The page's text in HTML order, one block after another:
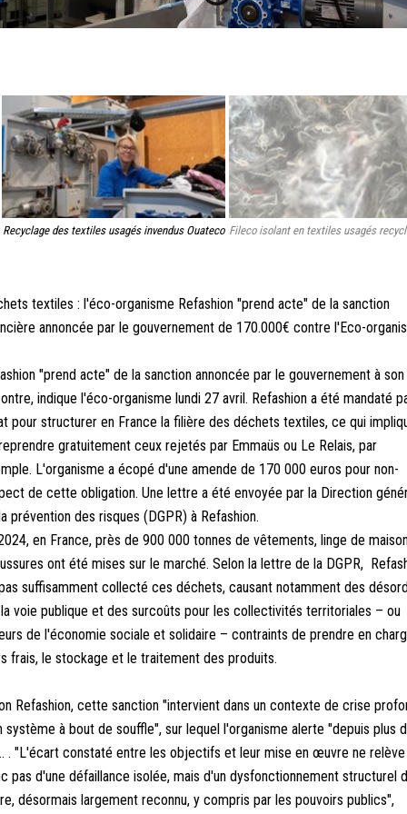
Recyclage des textiles usagés invendus Ouateco Fileco isolant en textiles usagés
textiles : l'éco-organisme Refashion "prend acte" de la sanction
annoncée par le gouvernement de 170.000€ contre l'Eco-
"prend acte" de la sanction annoncée par le gouvernement à son
indique l'éco-organisme lundi 27 avril. Refashion a été mandaté
pour structurer en France la filière des déchets textiles, ce qui
gratuitement ceux rejetés par Emmaüs ou Le Relais, par
L'organisme a écopé d'une amende de 170 000 euros pour non-
de cette obligation. Une lettre a été envoyée par la Direction
prévention des risques (DGPR) à Refashion.
en France, près de 900 000 tonnes de vêtements, linge de
ont été mises sur le marché. Selon la lettre de la DGPR,
suffisamment collecté ces déchets, causant notamment des
voie publique et des surcoûts pour les collectivités territoriales – ou
de l'économie sociale et solidaire – contraints de prendre en
frais, le stockage et le traitement des produits.
Refashion, cette sanction "intervient dans un contexte de crise
système à bout de souffle", sur lequel l'organisme alerte "depuis plus
. "L'écart constaté entre les objectifs et leur mise en œuvre ne relève
pas d'une défaillance isolée, mais d'un dysfonctionnement structurel
désormais largement reconnu, y compris par les pouvoirs publics",